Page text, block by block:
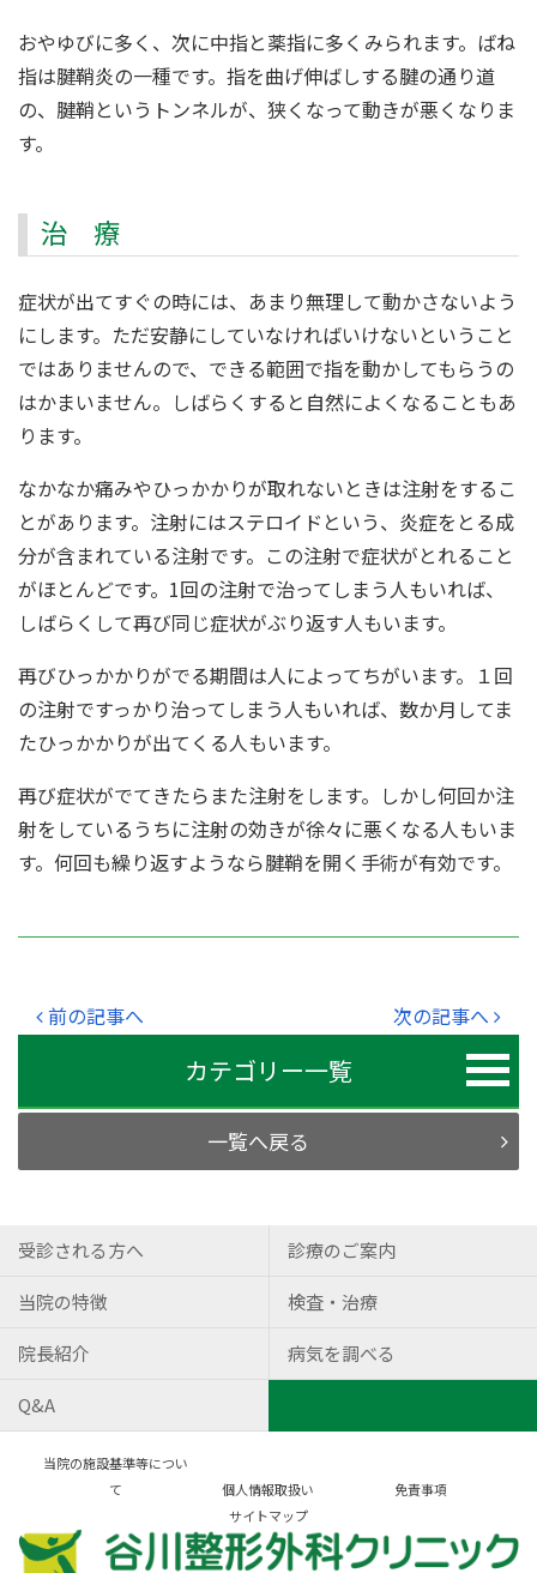
おやゆびに多く、次に中指と薬指に多くみられます。ばね
指は腱鞘炎の一種です。指を曲げ伸ばしする腱の通り道
の、腱鞘というトンネルが、狭くなって動きが悪くなりま
す。
治 療
症状が出てすぐの時には、あまり無理して動かさないよう
にします。ただ安静にしていなければいけないということ
ではありませんので、できる範囲で指を動かしてもらうの
はかまいません。しばらくすると自然によくなることもあ
ります。
なかなか痛みやひっかかりが取れないときは注射をするこ
とがあります。注射にはステロイドという、炎症をとる成
分が含まれている注射です。この注射で症状がとれること
がほとんどです。1回の注射で治ってしまう人もいれば、
しばらくして再び同じ症状がぶり返す人もいます。
再びひっかかりがでる期間は人によってちがいます。１回
の注射ですっかり治ってしまう人もいれば、数か月してま
たひっかかりが出てくる人もいます。
再び症状がでてきたらまた注射をします。しかし何回か注
射をしているうちに注射の効きが徐々に悪くなる人もいま
す。何回も繰り返すようなら腱鞘を開く手術が有効です。
前の記事へ 次の記事へ
カテゴリー一覧
一覧へ戻る
受診される方へ 診療のご案内
当院の特徴 検査・治療
院長紹介 病気を調べる
Q&A
当院の施設基準等につい
て
個人情報取扱い
免責事項
サイトマップ